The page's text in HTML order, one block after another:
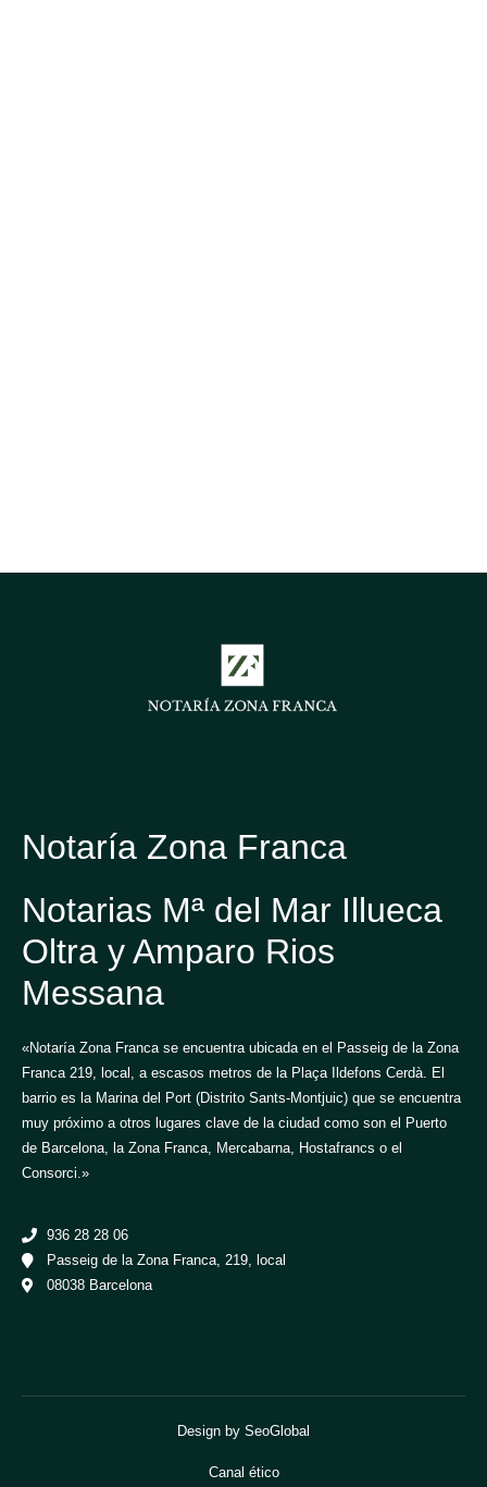
Notaría Zona Franca
Notarias Mª del Mar Illueca
Oltra y Amparo Rios
Messana
«Notaría Zona Franca se encuentra ubicada en el Passeig de la Zona
Franca 219, local, a escasos metros de la Plaça Ildefons Cerdà. El
barrio es la Marina del Port (Distrito Sants-Montjuic) que se encuentra
muy próximo a otros lugares clave de la ciudad como son el Puerto
de Barcelona, la Zona Franca, Mercabarna, Hostafrancs o el
Consorci.»
936 28 28 06
Passeig de la Zona Franca, 219, local
08038 Barcelona
Canal ético
Design by SeoGlobal